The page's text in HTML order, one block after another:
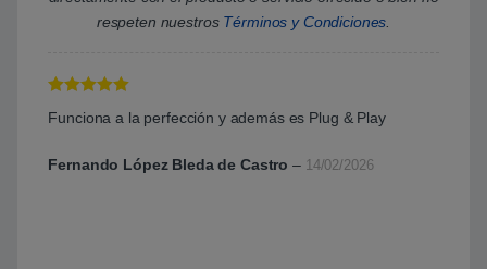
respeten nuestros Términos y Condiciones
5de 5
Funciona a la perfección y además es Plug & Play
Fernando López Bleda de Castro – 14/02/2026